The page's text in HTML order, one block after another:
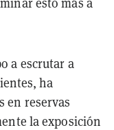
a escrutar a
ha
en reservas
la exposición